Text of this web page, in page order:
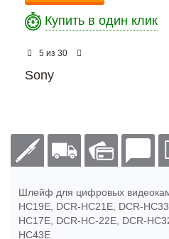
Купить в один клик
5 из 30
Sony
Шлейф для цифровых
HC19E, DCR-HC21E, DCR-
HC17E, DCR-HC-22E, DCR-
HC43E